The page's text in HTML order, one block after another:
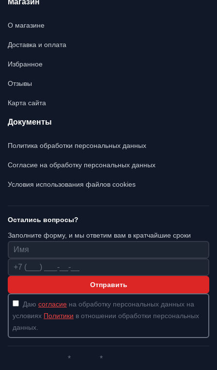
Магазин
О магазине
Доставка и оплата
Избранное
Отзывы
Карта сайта
Документы
Политика обработки персональных данных
Согласие на обработку персональных данных
Условия использования файлов cookies
Остались вопросы?
Заполните форму, и мы ответим вам в кратчайшие сроки
Имя
Телефон
Отправить
Даю согласие на обработку персональных данных на
условиях Политики в отношении обработки персональных
данных.
* *